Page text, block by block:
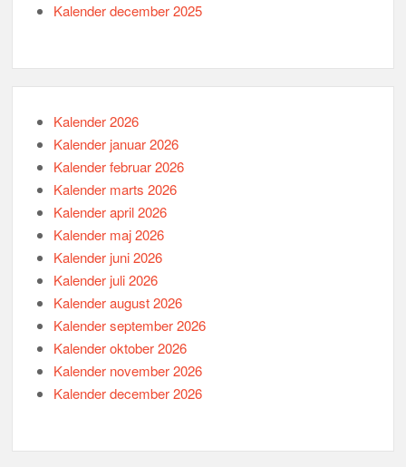
Kalender december 2025
Kalender 2026
Kalender januar 2026
Kalender februar 2026
Kalender marts 2026
Kalender april 2026
Kalender maj 2026
Kalender juni 2026
Kalender juli 2026
Kalender august 2026
Kalender september 2026
Kalender oktober 2026
Kalender november 2026
Kalender december 2026